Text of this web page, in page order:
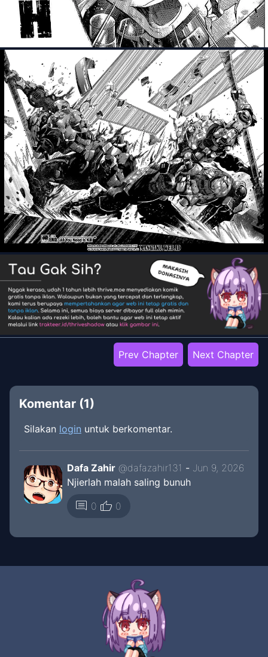
Prev Chapter Next Chapter
Komentar (1)
Silakan login untuk berkomentar.
Dafa Zahir @dafazahir131 - Jun 9, 2026
Njierlah malah saling bunuh
comment 0 thumb_up 0